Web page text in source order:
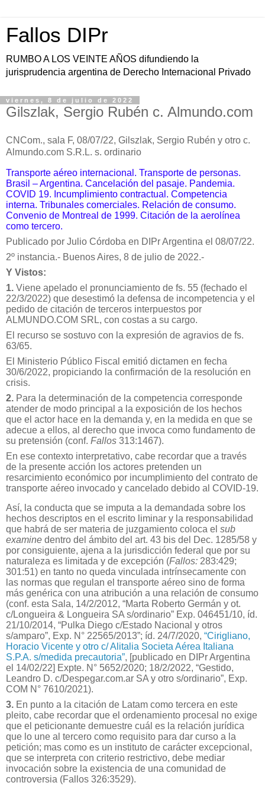
Fallos DIPr
RUMBO A LOS VEINTE AÑOS difundiendo la
jurisprudencia argentina de Derecho Internacional Privado
viernes, 8 de julio de 2022
Gilszlak, Sergio Rubén c. Almundo.com
CNCom., sala F, 08/07/22, Gilszlak, Sergio Rubén y otro c.
Almundo.com S.R.L. s. ordinario
Transporte aéreo internacional. Transporte de personas.
Brasil – Argentina. Cancelación del pasaje. Pandemia.
COVID 19. Incumplimiento contractual. Competencia
interna. Tribunales comerciales. Relación de consumo.
Convenio de Montreal de 1999. Citación de la aerolínea
como tercero.
Publicado por Julio Córdoba en DIPr Argentina el 08/07/22.
2º instancia.- Buenos Aires, 8 de julio de 2022.-
Y Vistos:
1. Viene apelado el pronunciamiento de fs. 55 (fechado el
22/3/2022) que desestimó la defensa de incompetencia y el
pedido de citación de terceros interpuestos por
ALMUNDO.COM SRL, con costas a su cargo.
El recurso se sostuvo con la expresión de agravios de fs.
63/65.
El Ministerio Público Fiscal emitió dictamen en fecha
30/6/2022, propiciando la confirmación de la resolución en
crisis.
2. Para la determinación de la competencia corresponde
atender de modo principal a la exposición de los hechos
que el actor hace en la demanda y, en la medida en que se
adecue a ellos, al derecho que invoca como fundamento de
su pretensión (conf. Fallos 313:1467).
En ese contexto interpretativo, cabe recordar que a través
de la presente acción los actores pretenden un
resarcimiento económico por incumplimiento del contrato de
transporte aéreo invocado y cancelado debido al COVID-19.
Así, la conducta que se imputa a la demandada sobre los
hechos descriptos en el escrito liminar y la responsabilidad
que habrá de ser materia de juzgamiento coloca el sub
examine dentro del ámbito del art. 43 bis del Dec. 1285/58 y
por consiguiente, ajena a la jurisdicción federal que por su
naturaleza es limitada y de excepción (Fallos: 283:429;
301:51) en tanto no queda vinculada intrínsecamente con
las normas que regulan el transporte aéreo sino de forma
más genérica con una atribución a una relación de consumo
(conf. esta Sala, 14/2/2012, “Marta Roberto Germán y ot.
c/Longueira & Longueira SA s/ordinario” Exp. 046451/10, íd.
21/10/2014, “Pulka Diego c/Estado Nacional y otros
s/amparo”, Exp. N° 22565/2013”; íd. 24/7/2020, “Cirigliano,
Horacio Vicente y otro c/ Alitalia Societa Aérea Italiana
S.P.A. s/medida precautoria”, [publicado en DIPr Argentina
el 14/02/22] Expte. N° 5652/2020; 18/2/2022, “Gestido,
Leandro D. c/Despegar.com.ar SA y otro s/ordinario”, Exp.
COM N° 7610/2021).
3. En punto a la citación de Latam como tercera en este
pleito, cabe recordar que el ordenamiento procesal no exige
que el peticionante demuestre cuál es la relación jurídica
que lo une al tercero como requisito para dar curso a la
petición; mas como es un instituto de carácter excepcional,
que se interpreta con criterio restrictivo, debe mediar
invocación sobre la existencia de una comunidad de
controversia (Fallos 326:3529).